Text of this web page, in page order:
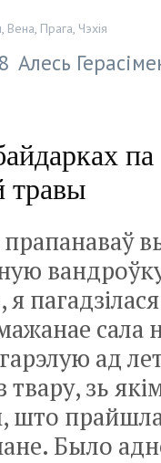
, Вена, Прага, Чэхія
Алесь
травы
прапанаваў
сала
ад
зь
што
Было